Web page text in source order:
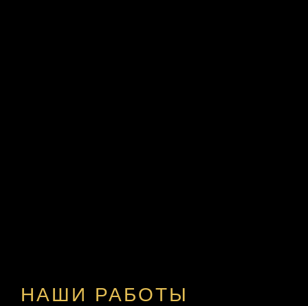
НАШИ РАБОТЫ